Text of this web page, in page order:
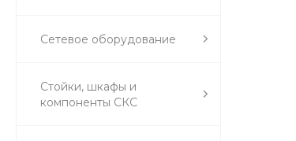
Сетевое оборудование
Стойки, шкафы и
компоненты СКС